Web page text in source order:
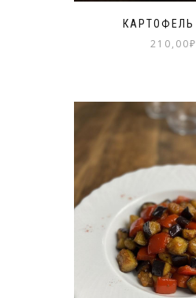
210,00₽